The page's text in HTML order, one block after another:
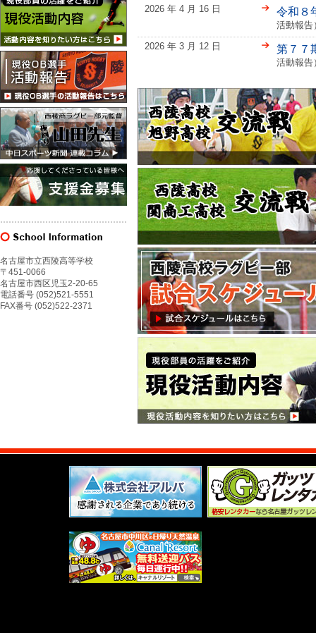
名古屋市立西陵高等学校
〒451-0066
名古屋市西区児玉2-20-65
電話番号 (052)521-5551
FAX番号 (052)522-2371
2026 年 4 月 16 日
令和８
活動報告
2026 年 3 月 12 日
第７７
活動報告